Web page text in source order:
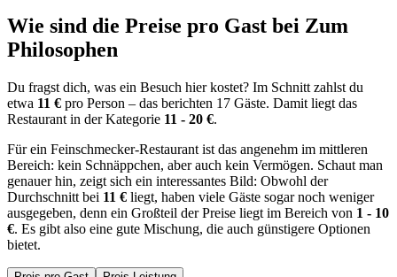
Wie sind die Preise pro Gast bei Zum
Philosophen
Du fragst dich, was ein Besuch hier kostet? Im Schnitt zahlst du
etwa 11 € pro Person – das berichten 17 Gäste. Damit liegt das
Restaurant in der Kategorie 11 - 20 €.
Für ein Feinschmecker-Restaurant ist das angenehm im mittleren
Bereich: kein Schnäppchen, aber auch kein Vermögen. Schaut man
genauer hin, zeigt sich ein interessantes Bild: Obwohl der
Durchschnitt bei 11 € liegt, haben viele Gäste sogar noch weniger
ausgegeben, denn ein Großteil der Preise liegt im Bereich von 1 - 10
€. Es gibt also eine gute Mischung, die auch günstigere Optionen
bietet.